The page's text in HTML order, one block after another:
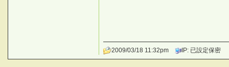
2009/03/18 11:32pm IP: 已設定保密